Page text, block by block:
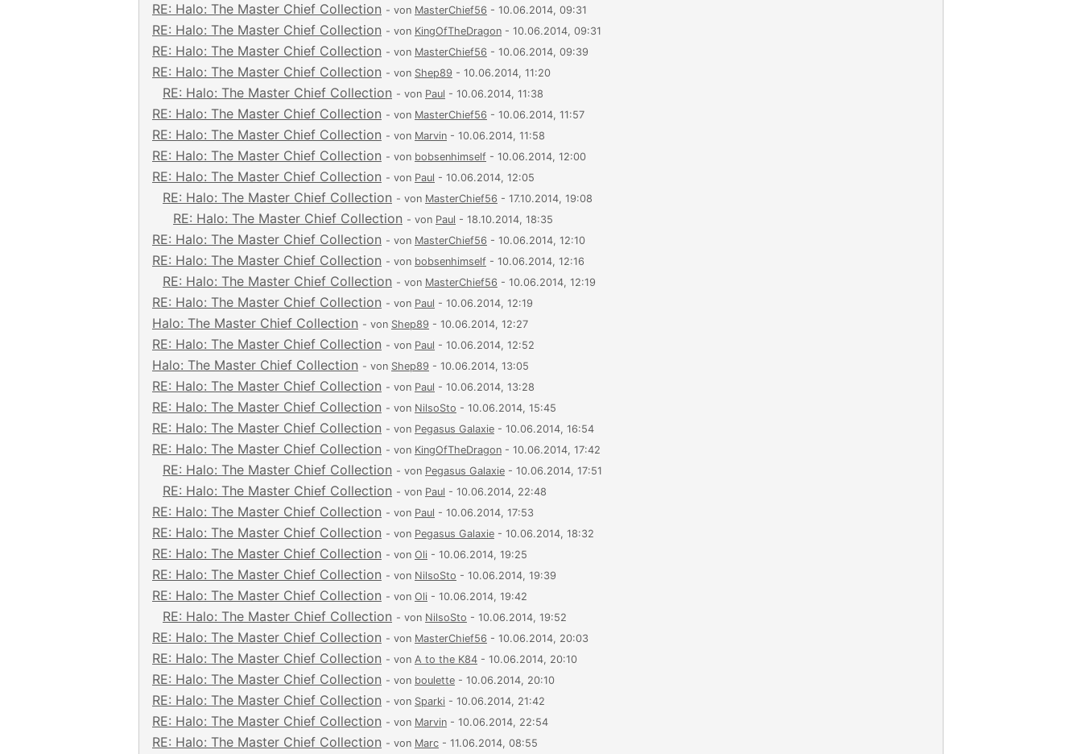
RE: Halo: The Master Chief Collection - von MasterChief56 - 10.06.2014, 09:31
RE: Halo: The Master Chief Collection - von KingOfTheDragon - 10.06.2014, 09:31
RE: Halo: The Master Chief Collection - von MasterChief56 - 10.06.2014, 09:39
RE: Halo: The Master Chief Collection - von Shep89 - 10.06.2014, 11:20
RE: Halo: The Master Chief Collection - von Paul - 10.06.2014, 11:38
RE: Halo: The Master Chief Collection - von MasterChief56 - 10.06.2014, 11:57
RE: Halo: The Master Chief Collection - von Marvin - 10.06.2014, 11:58
RE: Halo: The Master Chief Collection - von bobsenhimself - 10.06.2014, 12:00
RE: Halo: The Master Chief Collection - von Paul - 10.06.2014, 12:05
RE: Halo: The Master Chief Collection - von MasterChief56 - 17.10.2014, 19:08
RE: Halo: The Master Chief Collection - von Paul - 18.10.2014, 18:35
RE: Halo: The Master Chief Collection - von MasterChief56 - 10.06.2014, 12:10
RE: Halo: The Master Chief Collection - von bobsenhimself - 10.06.2014, 12:16
RE: Halo: The Master Chief Collection - von MasterChief56 - 10.06.2014, 12:19
RE: Halo: The Master Chief Collection - von Paul - 10.06.2014, 12:19
Halo: The Master Chief Collection - von Shep89 - 10.06.2014, 12:27
RE: Halo: The Master Chief Collection - von Paul - 10.06.2014, 12:52
Halo: The Master Chief Collection - von Shep89 - 10.06.2014, 13:05
RE: Halo: The Master Chief Collection - von Paul - 10.06.2014, 13:28
RE: Halo: The Master Chief Collection - von NilsoSto - 10.06.2014, 15:45
RE: Halo: The Master Chief Collection - von Pegasus Galaxie - 10.06.2014, 16:54
RE: Halo: The Master Chief Collection - von KingOfTheDragon - 10.06.2014, 17:42
RE: Halo: The Master Chief Collection - von Pegasus Galaxie - 10.06.2014, 17:51
RE: Halo: The Master Chief Collection - von Paul - 10.06.2014, 22:48
RE: Halo: The Master Chief Collection - von Paul - 10.06.2014, 17:53
RE: Halo: The Master Chief Collection - von Pegasus Galaxie - 10.06.2014, 18:32
RE: Halo: The Master Chief Collection - von Oli - 10.06.2014, 19:25
RE: Halo: The Master Chief Collection - von NilsoSto - 10.06.2014, 19:39
RE: Halo: The Master Chief Collection - von Oli - 10.06.2014, 19:42
RE: Halo: The Master Chief Collection - von NilsoSto - 10.06.2014, 19:52
RE: Halo: The Master Chief Collection - von MasterChief56 - 10.06.2014, 20:03
RE: Halo: The Master Chief Collection - von A to the K84 - 10.06.2014, 20:10
RE: Halo: The Master Chief Collection - von boulette - 10.06.2014, 20:10
RE: Halo: The Master Chief Collection - von Sparki - 10.06.2014, 21:42
RE: Halo: The Master Chief Collection - von Marvin - 10.06.2014, 22:54
RE: Halo: The Master Chief Collection - von Marc - 11.06.2014, 08:55